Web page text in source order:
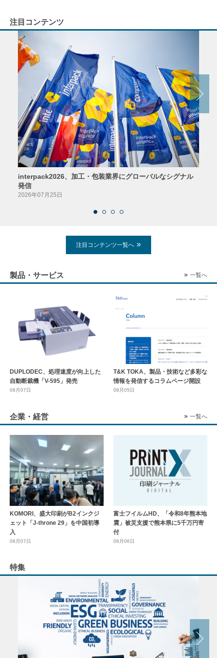
注目コンテンツ
interpack2026、加工・包装業界にグローバルなシグナル
発信
2026年07月25日
注目コンテンツ一覧へ
製品・サービス 一覧へ
DUPLODEC、処理速度が向上した
自動断裁機「V-595」発売
08月07日
T&K TOKA、製品・技術など多彩な
情報を発信するコラムページ開設
08月05日
企業・経営 一覧へ
KOMORI、盛大印刷がB2インクジ
ェット「J-throne 29」を中国初導
入
08月07日
富士フイルムHD、「令和8年熊本地
震」被災支援で熊本県に5千万円寄
付
08月06日
特集